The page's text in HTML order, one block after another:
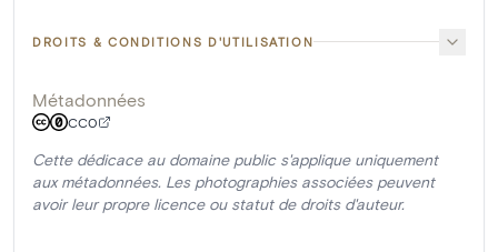
DROITS & CONDITIONS D'UTILISATION
Métadonnées
CC0
Cette dédicace au domaine public s'applique uniquement
aux métadonnées. Les photographies associées peuvent
avoir leur propre licence ou statut de droits d'auteur.